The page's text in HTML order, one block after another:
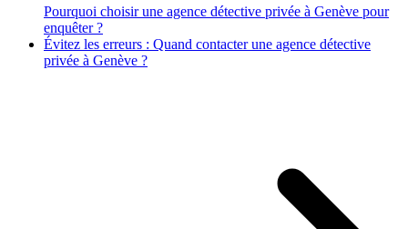
Pourquoi choisir une agence détective privée à Genève pour
enquêter ?
Évitez les erreurs : Quand contacter une agence détective
privée à Genève ?